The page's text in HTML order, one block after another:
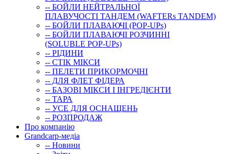
-- БОЙЛИ НЕЙТРАЛЬНОЇ
ПЛАВУЧОСТІ ТАНДЕМ (WAFTERs TANDEM)
-- БОЙЛИ ПЛАВАЮЧІ (POP-UPs)
-- БОЙЛИ ПЛАВАЮЧI РОЗЧИННI
(SOLUBLE POP-UPs)
-- РIДИНИ
-- СТIК МIКСИ
-- ПЕЛЕТИ ПРИКОРМОЧНІ
-- ДЛЯ ФЛЕТ ФІДЕРА
-- БАЗОВІ МІКСИ І ІНГРЕДІЄНТИ
-- ТАРА
-- УСЕ ДЛЯ ОСНАЩЕНЬ
-- РОЗПРОДАЖ
Про компанію
Grandcarp-медіа
-- Новини